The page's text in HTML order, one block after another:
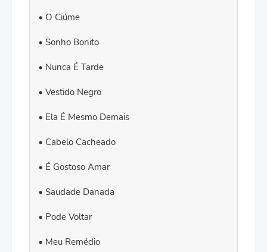
O Ciúme
Sonho Bonito
Nunca É Tarde
Vestido Negro
Ela É Mesmo Demais
Cabelo Cacheado
É Gostoso Amar
Saudade Danada
Pode Voltar
Meu Remédio